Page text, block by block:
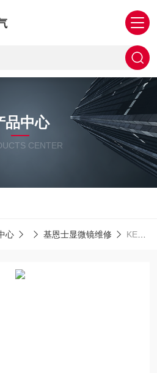
品中心
CENTER
心 基恩士显微镜维修 KEYENCE包修好维修基恩士显微镜VHX开机报错应用程序错误